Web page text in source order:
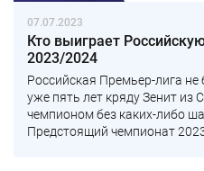
07.07.2023
Кто выиграет
2023/2024
Российская Премьер-лига
уже пять лет кряду Зенит из
чемпионом без каких-либо
Предстоящий чемпионат